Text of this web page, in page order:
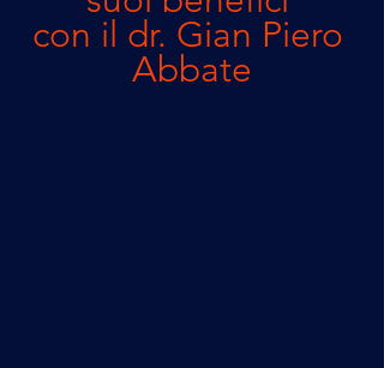
con il dr. Gian Piero
Abbate